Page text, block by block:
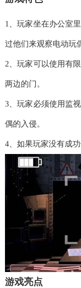
1、玩家坐在办公室
过他们来观察电动玩
2、玩家可以使用有
两边的门。
3、玩家必须使用监
偶的入侵。
4、如果玩家没有成
游戏亮点